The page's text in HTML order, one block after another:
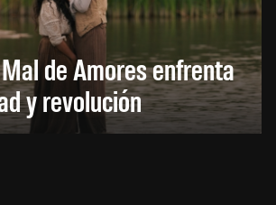
de Amores enfrenta
y revolución